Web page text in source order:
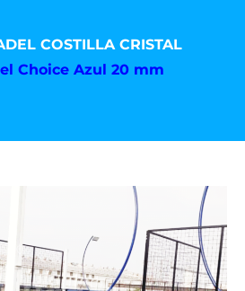
COSTILLA CRISTAL
Choice Azul 20 mm